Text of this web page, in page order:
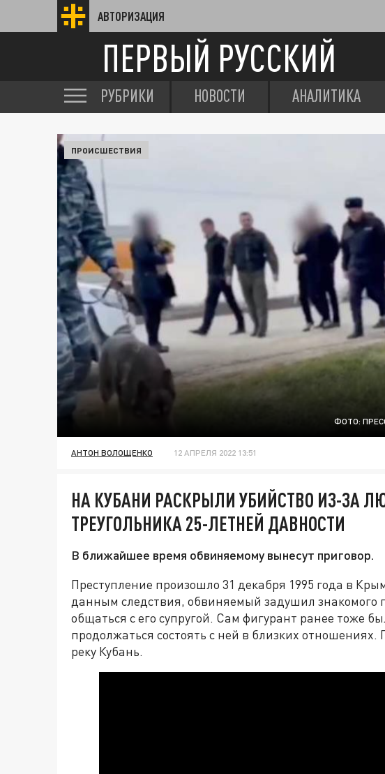
АВТОРИЗАЦИЯ
ПЕРВЫЙ РУССКИЙ
РУБРИКИ НОВОСТИ АНАЛИТИКА
ФОТО:
ПРОИСШЕСТВИЯ
АНТОН ВОЛОЩЕНКО 12 АПРЕЛЯ 2022 13:51
НА КУБАНИ РАСКРЫЛИ УБИЙСТВО ИЗ-ЗА
ТРЕУГОЛЬНИКА 25-ЛЕТНЕЙ ДАВНОСТИ
В ближайшее время обвиняемому вынесут приговор.
Преступление произошло 31 декабря 1995 года в
данным следствия, обвиняемый задушил знакомого
общаться с его супругой. Сам фигурант ранее тоже
продолжаться состоять с ней в близких отношениях.
реку Кубань.